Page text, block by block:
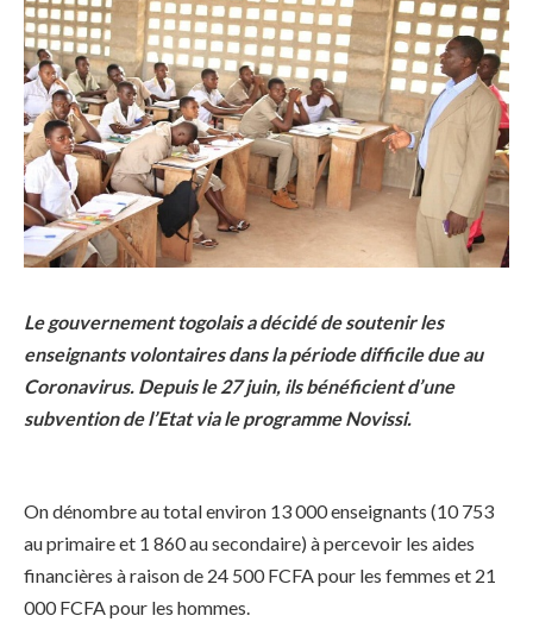
Le gouvernement togolais a décidé de soutenir les
enseignants volontaires dans la période difficile due au
Coronavirus. Depuis le 27 juin, ils bénéficient d’une
subvention de l’Etat via le programme Novissi.
On dénombre au total environ 13 000 enseignants (10 753
au primaire et 1 860 au secondaire) à percevoir les aides
financières à raison de 24 500 FCFA pour les femmes et 21
000 FCFA pour les hommes.